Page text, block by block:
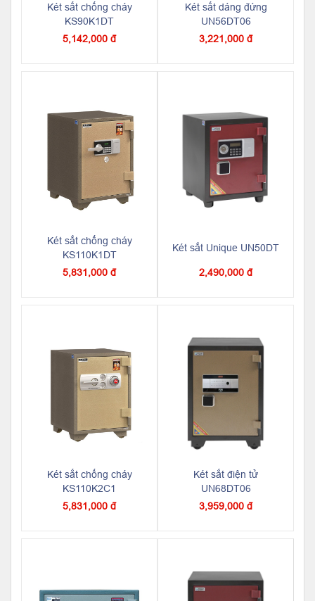
Két sắt chống cháy
KS90K1DT
5,142,000 đ
Két sắt dáng đứng
UN56DT06
3,221,000 đ
Két sắt chống cháy
KS110K1DT
5,831,000 đ
Két sắt Unique UN50DT
2,490,000 đ
Két sắt chống cháy
KS110K2C1
5,831,000 đ
Két sắt điện tử
UN68DT06
3,959,000 đ